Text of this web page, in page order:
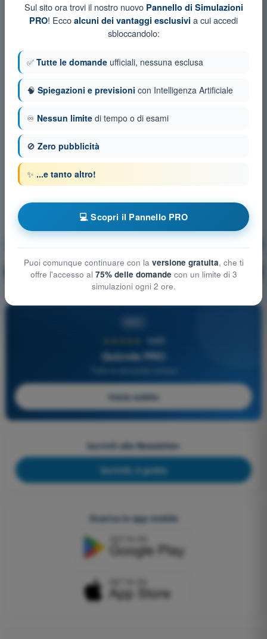
🔒 PRO Spiegazione domanda
4,6/5
Quizvds PRO
Inizia subito
Iscriviti alla Newsletter
Iscriviti, è gratis
Scarica le app mobile
Sul sito ora trovi il nostro nuovo Pannello di Simulazioni
PRO! Ecco alcuni dei vantaggi esclusivi a cui accedi
sbloccandolo:
✅ Tutte le domande ufficiali, nessuna esclusa
🧠 Spiegazioni e previsioni con Intelligenza Artificiale
♾️ Nessun limite di tempo o di esami
🚫 Zero pubblicità
✨ ...e tanto altro!
💻 Scopri il Pannello PRO
Puoi comunque continuare con la versione gratuita, che ti
offre l'accesso al 75% delle domande con un limite di 3
simulazioni ogni 2 ore.